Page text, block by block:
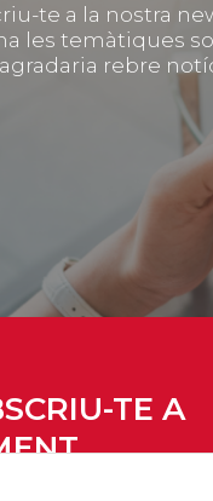
te a la nostra
les temàtiques
rebre
TE A